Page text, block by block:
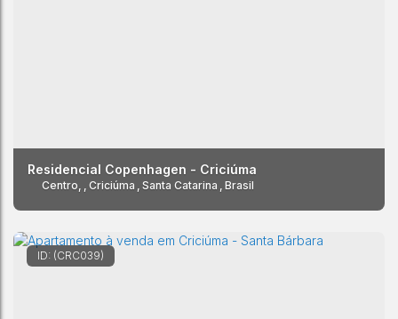
Residencial Copenhagen - Criciúma
Centro , Criciúma , Santa Catarina , Brasil
(CRC039)